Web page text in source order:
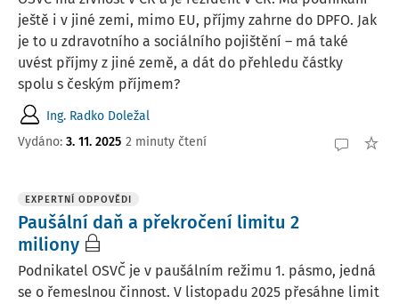
ještě i v jiné zemi, mimo EU, příjmy zahrne do DPFO. Jak
je to u zdravotního a sociálního pojištění – má také
uvést příjmy z jiné země, a dát do přehledu částky
spolu s českým příjmem?
Ing. Radko Doležal
Vydáno: 3. 11. 2025 2 minuty čtení
EXPERTNÍ ODPOVĚDI
Paušální daň a překročení limitu 2
miliony
Podnikatel OSVČ je v paušálním režimu 1. pásmo, jedná
se o řemeslnou činnost. V listopadu 2025 přesáhne limit